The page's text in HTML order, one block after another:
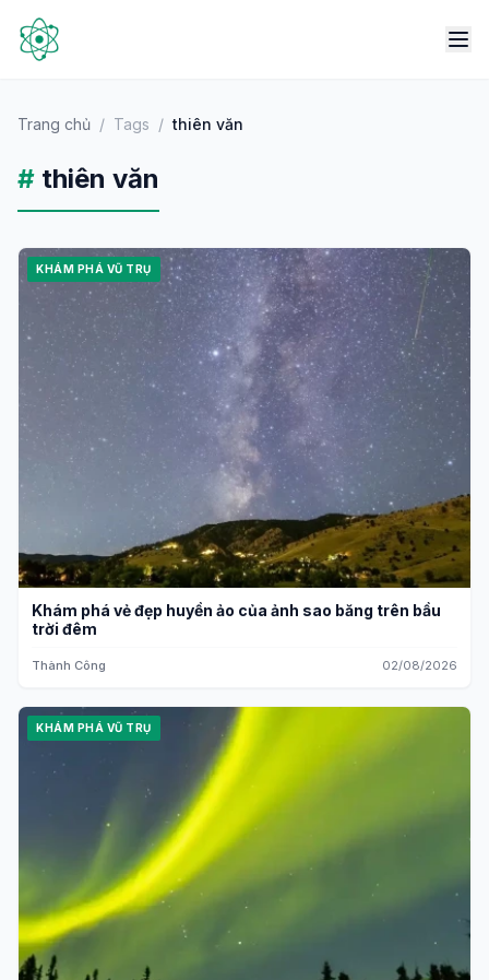
Trang chủ / Tags / thiên văn
# thiên văn
KHÁM PHÁ VŨ TRỤ
Khám phá vẻ đẹp huyền ảo của ảnh sao băng trên bầu
trời đêm
Thành Công 02/08/2026
KHÁM PHÁ VŨ TRỤ